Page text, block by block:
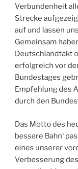
Verbundenheit
Strecke
auf und lassen
Gemeinsam
Deutschlandtakt
erfolgreich vor
Bundestages
Empfehlung des
durch den
Das Motto des
bessere Bahn‘
eines unserer
Verbesserung